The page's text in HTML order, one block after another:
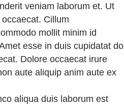
veniam laborum et. Ut
Cillum
mollit minim id
esse in duis cupidatat do
Dolore occaecat irure
aute aliquip anim aute ex
aliqua duis laborum est